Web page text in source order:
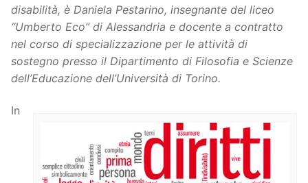
disabilità, è Daniela Pestarino, insegnante del liceo
“Umberto Eco” di Alessandria e docente a contratto
nel corso di specializzazione per le attività di
sostegno presso il Dipartimento di Filosofia e Scienze
dell’Educazione dell’Università di Torino.
In